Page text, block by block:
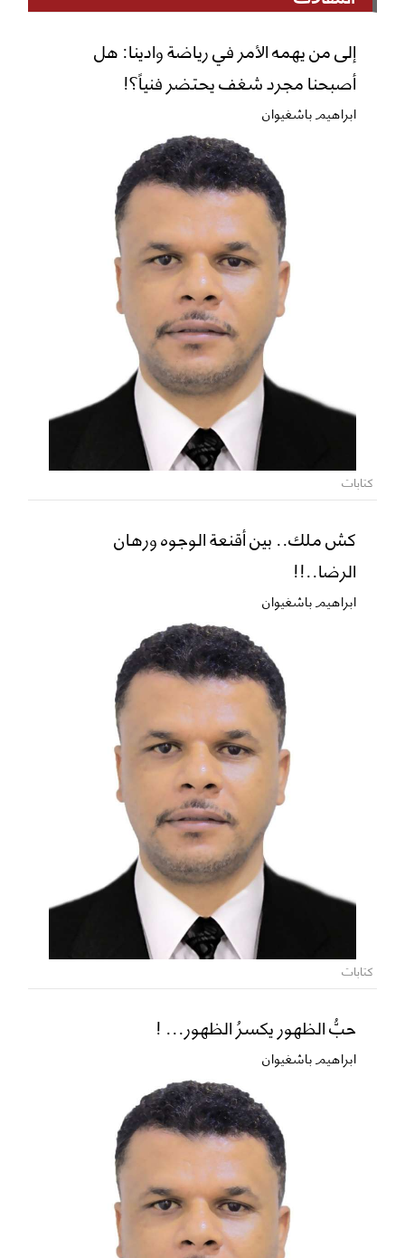
إلى من يهمه الأمر في رياضة وادينا: هل
أصبحنا مجرد شغف يحتضر فنياً؟!
ابراهيم باشغيوان
كتابات
كش ملك.. بين أقنعة الوجوه ورهان
الرضا..!!
ابراهيم باشغيوان
كتابات
حبُّ الظهور يكسرُ الظهور... !
ابراهيم باشغيوان